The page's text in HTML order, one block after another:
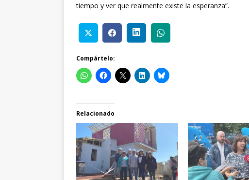
tiempo y ver que realmente existe la esperanza”.
Compártelo:
Relacionado